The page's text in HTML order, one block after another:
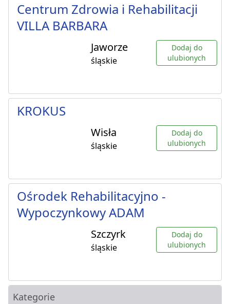
Centrum Zdrowia i Rehabilitacji
VILLA BARBARA
Jaworze
śląskie
Dodaj do
ulubionych
KROKUS
Wisła
śląskie
Dodaj do
ulubionych
Ośrodek Rehabilitacyjno -
Wypoczynkowy ADAM
Szczyrk
śląskie
Dodaj do
ulubionych
Kategorie